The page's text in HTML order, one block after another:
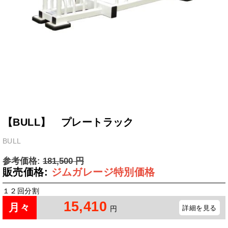
【BULL】 プレートラック
BULL
参考価格: 181,500 円
販売価格: ジムガレージ特別価格
１２回分割
月々 15,410 円 詳細を見る